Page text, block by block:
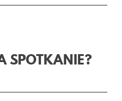
SPOTKANIE?